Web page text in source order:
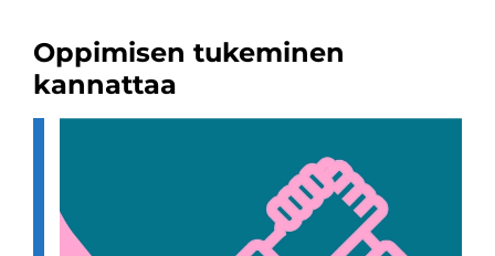
Oppimisen tukeminen
kannattaa